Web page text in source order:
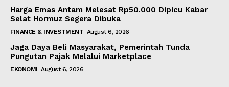
Harga Emas Antam Melesat Rp50.000 Dipicu Kabar
Selat Hormuz Segera Dibuka
FINANCE & INVESTMENT August 6, 2026
Jaga Daya Beli Masyarakat, Pemerintah Tunda
Pungutan Pajak Melalui Marketplace
EKONOMI August 6, 2026